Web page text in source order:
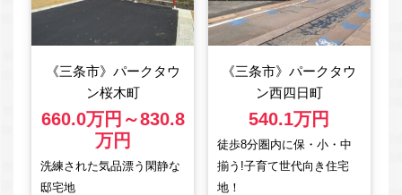
《三条市》パークタウ
ン桜木町
660.0万円～830.8
万円
洗練された気品漂う閑静な
邸宅地
《三条市》パークタウ
ン西四日町
540.1万円
徒歩8分圏内に保・小・中
揃う!子育て世代向き住宅
地！